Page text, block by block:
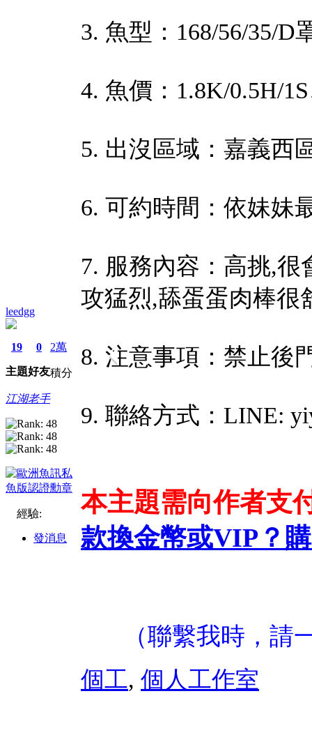
leedgg
19
主題
0
好友
2萬
積分
江湖老手
經驗:
發消息
3. 魚型：168/56/35/D
4. 魚價：1.8K/0.5H/
5. 出沒區域：嘉義西
6. 可約時間：依妹妹
7. 服務內容：高挑,很
攻猛烈,舔蛋蛋肉棒很
8. 注意事項：禁止後
9. 聯絡方式：LINE:
本主題需向作者支
款換金幣或VIP？
（聯繫我時，請
個工, 個人工作室